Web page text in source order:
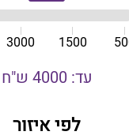
1500
3000
עד: 4000 ש"ח
לפי איזור